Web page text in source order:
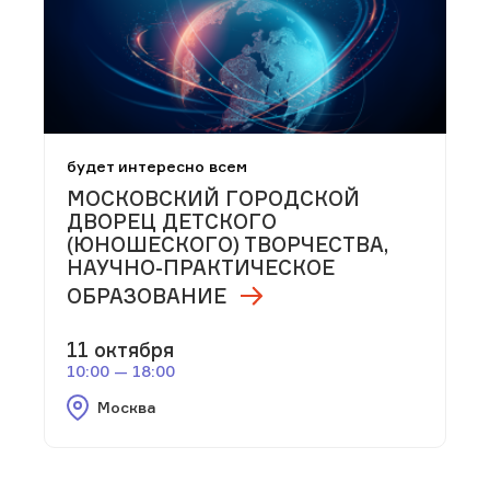
будет интересно всем
МОСКОВСКИЙ ГОРОДСКОЙ
ДВОРЕЦ ДЕТСКОГО
(ЮНОШЕСКОГО) ТВОРЧЕСТВА,
НАУЧНО-ПРАКТИЧЕСКОЕ
ОБРАЗОВАНИЕ
11 октября
10:00 — 18:00
Москва